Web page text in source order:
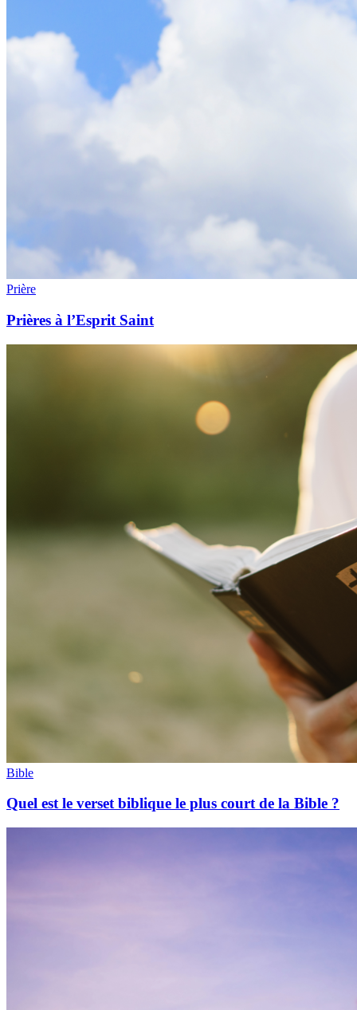
Prière
Prières à l’Esprit Saint
Bible
Quel est le verset biblique le plus court de la Bible ?